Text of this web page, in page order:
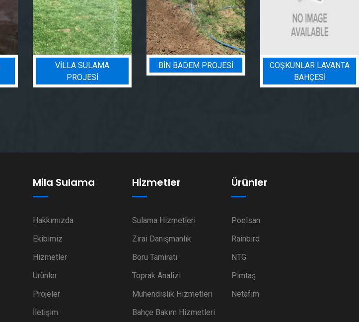
VILLA SULAMA
PROJESI
BIN BADEM PROJESI
COŞKUNLAR LAVANTA
BAHÇESİ
Mila Sulama
Hakkımızda
Ekibimiz
Hizmetler
Ürünler
Projeler
İletişim
Hizmetler
Sulama Hizmetleri
Zirai Danışmanlık
Boru Tamiratı
Toprak Analizi
Mühendislik Hizmetleri
Bahçe Bakım Hizmetleri
Ürünler
Poelsan
Rainbird
NTG
Pimtaş
Netafim